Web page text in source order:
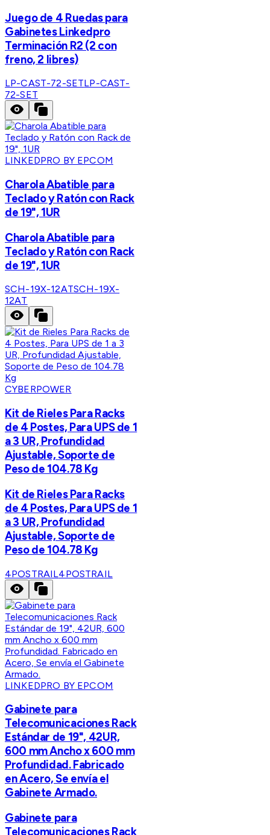
Juego de 4 Ruedas para
Gabinetes Linkedpro
Terminación R2 (2 con
freno, 2 libres)
LP-CAST-72-SETLP-CAST-
72-SET
LINKEDPRO BY EPCOM
Charola Abatible para
Teclado y Ratón con Rack
de 19", 1UR
Charola Abatible para
Teclado y Ratón con Rack
de 19", 1UR
SCH-19X-12ATSCH-19X-
12AT
CYBERPOWER
Kit de Rieles Para Racks
de 4 Postes, Para UPS de 1
a 3 UR, Profundidad
Ajustable, Soporte de
Peso de 104.78 Kg
Kit de Rieles Para Racks
de 4 Postes, Para UPS de 1
a 3 UR, Profundidad
Ajustable, Soporte de
Peso de 104.78 Kg
4POSTRAIL4POSTRAIL
LINKEDPRO BY EPCOM
Gabinete para
Telecomunicaciones Rack
Estándar de 19", 42UR,
600 mm Ancho x 600 mm
Profundidad. Fabricado
en Acero, Se envía el
Gabinete Armado.
Gabinete para
Telecomunicaciones Rack